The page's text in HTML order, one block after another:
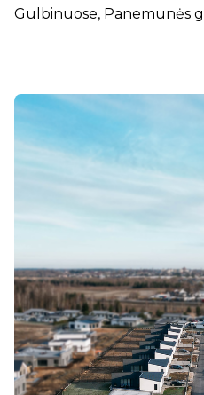
Gulbinuose, Panemunės